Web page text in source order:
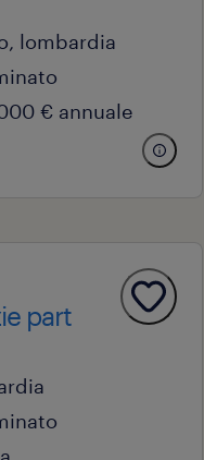
lombardia
€ annuale
part